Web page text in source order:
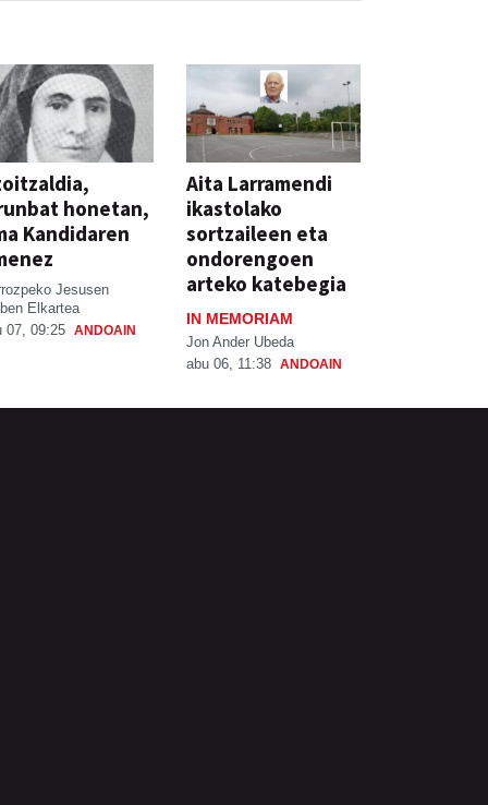
honetan,
Kandidaren
Jesusen
Elkartea
07, 09:25 ANDOAIN
Aita Larramendi
ikastolako
sortzaileen eta
ondorengoen
arteko katebegia
IN MEMORIAM
Jon Ander Ubeda
abu 06, 11:38 ANDOAIN